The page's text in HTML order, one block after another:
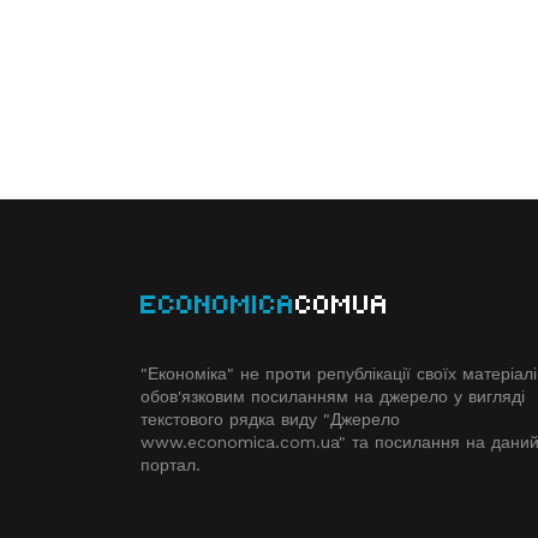
ECONOMICACOMUA
"Економіка" не проти републікації своїх
обов'язковим посиланням на джерело у вигляді
текстового рядка виду "Джерело
www.economiсa.com.ua" та посилання на даний
портал.